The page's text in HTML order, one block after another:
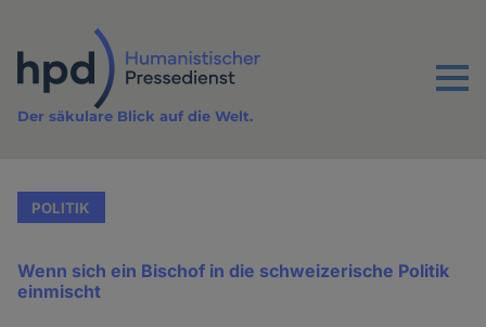
Inhalt
Menu
Der säkulare Blick auf die Welt.
POLITIK
Wenn sich ein Bischof in die schweizerische Politik
einmischt